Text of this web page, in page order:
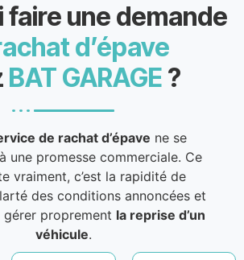
faire une demande
d’épave
BAT GARAGE ?
de rachat d’épave ne se
une promesse commerciale. Ce
vraiment, c’est la rapidité de
des conditions annoncées et
proprement la reprise d’un
véhicule.